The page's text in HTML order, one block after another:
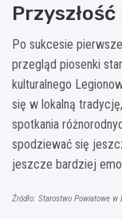
Po sukcesie
przegląd piosenki
kulturalnego
się w lokalną
spotkania
spodziewać się
jeszcze bardziej
Źródło: Starostwo Powiatowe w